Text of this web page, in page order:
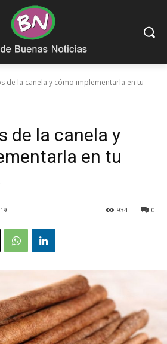
de la canela y cómo implementarla en tu
de la canela y
en tu
0
934